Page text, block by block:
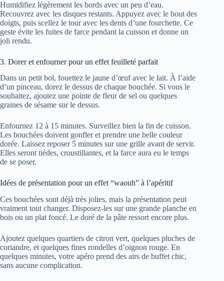
Humidifiez légèrement les bords avec un peu d’eau.
Recouvrez avec les disques restants. Appuyez avec le bout des
doigts, puis scellez le tour avec les dents d’une fourchette. Ce
geste évite les fuites de farce pendant la cuisson et donne un
joli rendu.
3. Dorer et enfourner pour un effet feuilleté parfait
Dans un petit bol, fouettez le jaune d’œuf avec le lait. À l’aide
d’un pinceau, dorez le dessus de chaque bouchée. Si vous le
souhaitez, ajoutez une pointe de fleur de sel ou quelques
graines de sésame sur le dessus.
Enfournez 12 à 15 minutes. Surveillez bien la fin de cuisson.
Les bouchées doivent gonfler et prendre une belle couleur
dorée. Laissez reposer 5 minutes sur une grille avant de servir.
Elles seront tièdes, croustillantes, et la farce aura eu le temps
de se poser.
Idées de présentation pour un effet “waouh” à l’apéritif
Ces bouchées sont déjà très jolies, mais la présentation peut
vraiment tout changer. Disposez-les sur une grande planche en
bois ou un plat foncé. Le doré de la pâte ressort encore plus.
Ajoutez quelques quartiers de citron vert, quelques pluches de
coriandre, et quelques fines rondelles d’oignon rouge. En
quelques minutes, votre apéro prend des airs de buffet chic,
sans aucune complication.